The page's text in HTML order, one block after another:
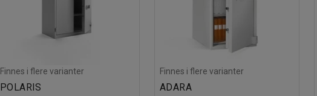
Finnes i flere varianter
POLARIS
Finnes i flere varianter
ADARA